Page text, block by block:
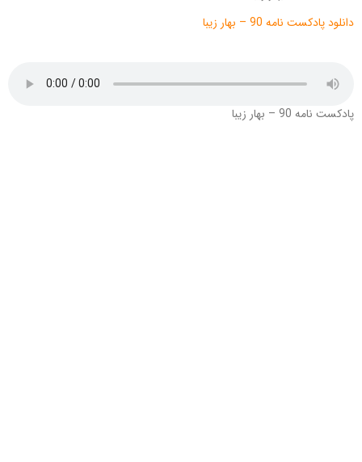
دانلود پادکست نامه 90 – بهار زیبا
پادکست نامه 90 – بهار زیبا